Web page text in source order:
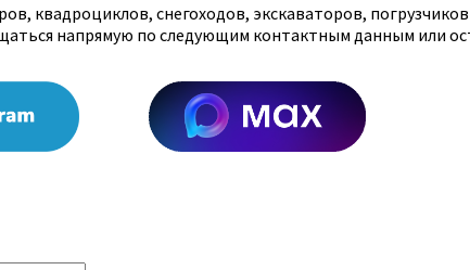
квадроциклов, снегоходов, экскаваторов,
напрямую по следующим контактным данным или